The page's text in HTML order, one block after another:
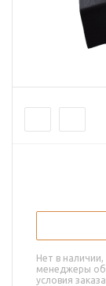
Нет в
менеджеры
условия